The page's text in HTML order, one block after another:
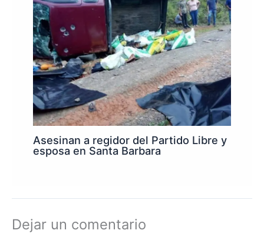
Asesinan a regidor del Partido Libre y
esposa en Santa Barbara
Dejar un comentario